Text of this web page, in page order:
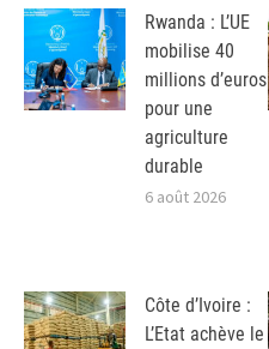
Rwanda : L’UE
mobilise 40
millions d’euros
pour une
agriculture
durable
6 août 2026
Côte d’Ivoire :
L’Etat achève le